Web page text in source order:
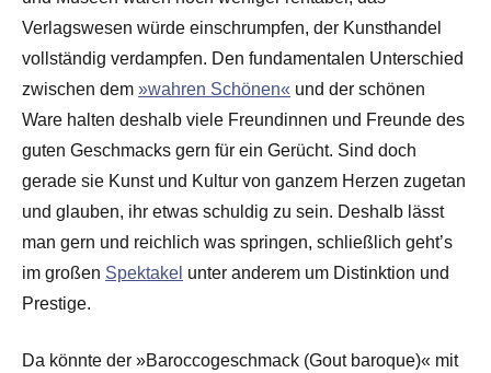
Verlagswesen würde einschrumpfen, der Kunsthandel
vollständig verdampfen. Den fundamentalen Unterschied
zwischen dem »wahren Schönen« und der schönen
Ware halten deshalb viele Freundinnen und Freunde des
guten Geschmacks gern für ein Gerücht. Sind doch
gerade sie Kunst und Kultur von ganzem Herzen zugetan
und glauben, ihr etwas schuldig zu sein. Deshalb lässt
man gern und reichlich was springen, schließlich geht’s
im großen Spektakel unter anderem um Distinktion und
Prestige.
Da könnte der »Baroccogeschmack (Gout baroque)« mit